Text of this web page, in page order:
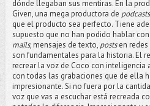
dónde llegaban sus mentiras. En la
Given, una mega productora de podcasts
que el producto sea perfecto. Tiene
supuesto que no han podido hablar
mails, mensajes de texto, postsen
son fundamentales para la historia. El
recrear la voz de Coco con inteligencia
con todas las grabaciones que de ella
impresionante. Si no fuera por la
voz que vas a escuchar está recreada